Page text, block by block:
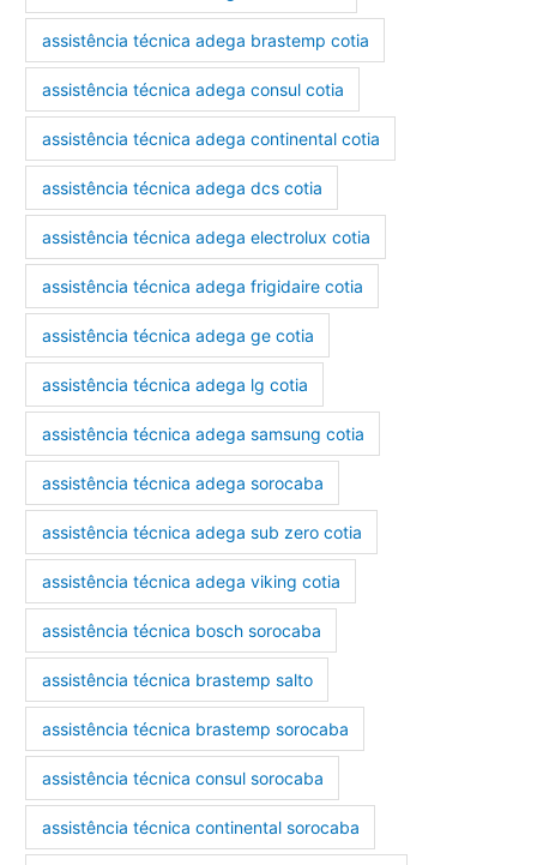
assistência técnica adega brastemp cotia
assistência técnica adega consul cotia
assistência técnica adega continental cotia
assistência técnica adega dcs cotia
assistência técnica adega electrolux cotia
assistência técnica adega frigidaire cotia
assistência técnica adega ge cotia
assistência técnica adega lg cotia
assistência técnica adega samsung cotia
assistência técnica adega sorocaba
assistência técnica adega sub zero cotia
assistência técnica adega viking cotia
assistência técnica bosch sorocaba
assistência técnica brastemp salto
assistência técnica brastemp sorocaba
assistência técnica consul sorocaba
assistência técnica continental sorocaba